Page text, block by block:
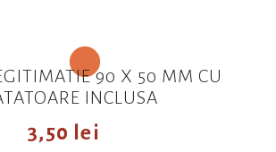
90 X 50 MM CU
INCLUSA
3,50 lei